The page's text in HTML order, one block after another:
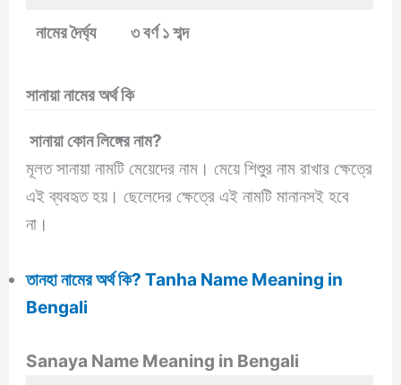
নামের দৈর্ঘ্য ৩ বর্ণ ১ শব্দ
সানায়া নামের অর্থ কি
সানায়া কোন লিঙ্গের নাম?
মূলত সানায়া নামটি মেয়েদের নাম। মেয়ে শিশুুর নাম রাখার ক্ষেত্রে
এই ব্যবহৃত হয়। ছেলেদের ক্ষেত্রে এই নামটি মানানসই হবে
না।
তানহা নামের অর্থ কি? Tanha Name Meaning in
Bengali
Sanaya Name Meaning in Bengali